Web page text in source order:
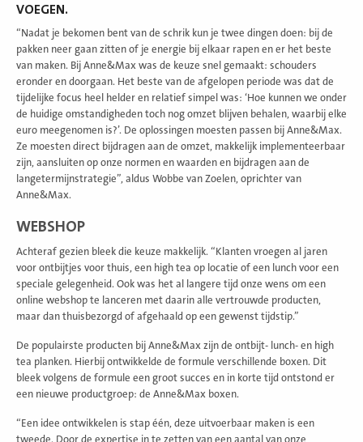
VOEGEN.
“Nadat je bekomen bent van de schrik kun je twee dingen doen: bij de
pakken neer gaan zitten of je energie bij elkaar rapen en er het beste
van maken. Bij Anne&Max was de keuze snel gemaakt: schouders
eronder en doorgaan. Het beste van de afgelopen periode was dat de
tijdelijke focus heel helder en relatief simpel was: ‘Hoe kunnen we onder
de huidige omstandigheden toch nog omzet blijven behalen, waarbij elke
euro meegenomen is?’. De oplossingen moesten passen bij Anne&Max.
Ze moesten direct bijdragen aan de omzet, makkelijk implementeerbaar
zijn, aansluiten op onze normen en waarden en bijdragen aan de
langetermijnstrategie”, aldus Wobbe van Zoelen, oprichter van
Anne&Max.
WEBSHOP
Achteraf gezien bleek die keuze makkelijk. “Klanten vroegen al jaren
voor ontbijtjes voor thuis, een high tea op locatie of een lunch voor een
speciale gelegenheid. Ook was het al langere tijd onze wens om een
online webshop te lanceren met daarin alle vertrouwde producten,
maar dan thuisbezorgd of afgehaald op een gewenst tijdstip.”
De populairste producten bij Anne&Max zijn de ontbijt- lunch- en high
tea planken. Hierbij ontwikkelde de formule verschillende boxen. Dit
bleek volgens de formule een groot succes en in korte tijd ontstond er
een nieuwe productgroep: de Anne&Max boxen.
“Een idee ontwikkelen is stap één, deze uitvoerbaar maken is een
tweede. Door de expertise in te zetten van een aantal van onze